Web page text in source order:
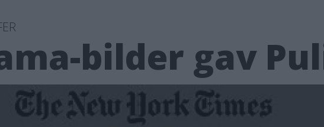
bilder gav